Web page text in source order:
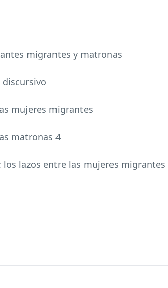
migrantes y matronas
mujeres migrantes
matronas 4
lazos entre las mujeres